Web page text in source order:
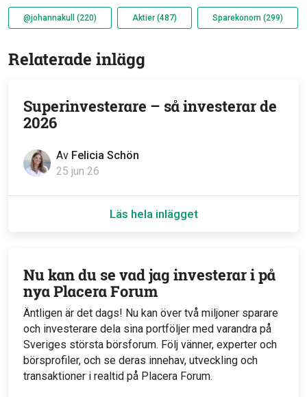
@johannakull (220) Aktier (487) Sparekonom (299)
Relaterade inlägg
Av Felicia Schön
25 jun 26
Superinvesterare – så investerar de
2026
Läs hela inlägget
Nu kan du se vad jag investerar i på
nya Placera Forum
Äntligen är det dags! Nu kan över två miljoner sparare
och investerare dela sina portföljer med varandra på
Sveriges största börsforum. Följ vänner, experter och
börsprofiler, och se deras innehav, utveckling och
transaktioner i realtid på Placera Forum.